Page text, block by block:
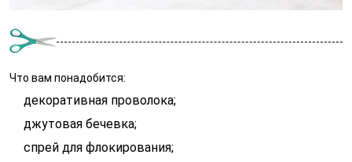
Что вам понадобится:
декоративная проволока;
джутовая бечевка;
спрей для флокирования;